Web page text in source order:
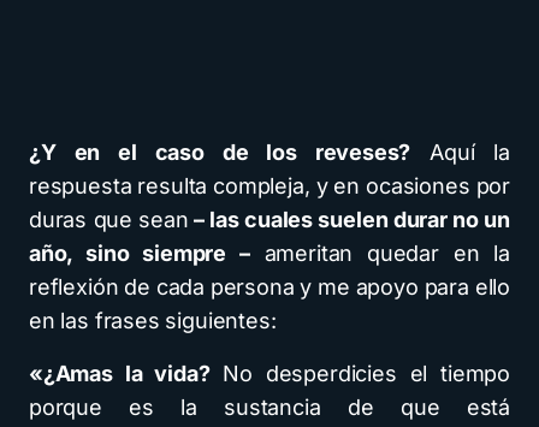
¿Y en el caso de los reveses? Aquí la
respuesta resulta compleja, y en ocasiones por
duras que sean – las cuales suelen durar no un
año, sino siempre –ameritan quedar en la
reflexión de cada persona y me apoyo para ello
en las frases siguientes:
«¿Amas la vida?No desperdicies el tiempo
porque es la sustancia de que está